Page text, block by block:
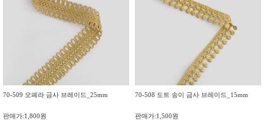
70-509 오페라 금사 브레이드_25mm
판매가:1,800원
70-508 도트 송이 금사 브레이드_15mm
판매가:1,500원